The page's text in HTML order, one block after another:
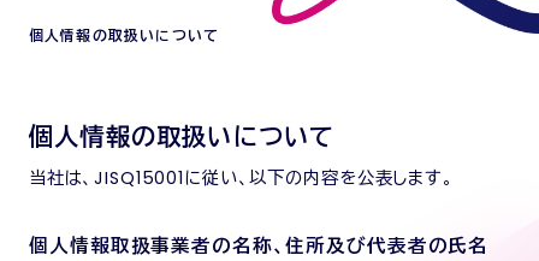
個人情報の取扱いについて
個人情報の取扱いについて
当社は、JISQ15001に従い、以下の内容を公表します。
個人情報取扱事業者の名称、住所及び代表者の氏名